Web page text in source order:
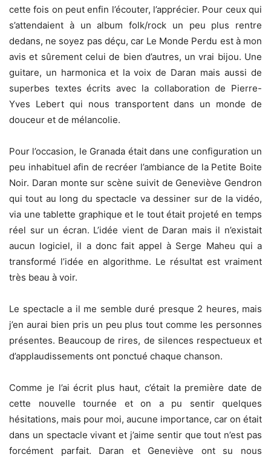
cette fois on peut enfin l’écouter, l’apprécier. Pour ceux qui
s’attendaient à un album folk/rock un peu plus rentre
dedans, ne soyez pas déçu, car Le Monde Perdu est à mon
avis et sûrement celui de bien d’autres, un vrai bijou. Une
guitare, un harmonica et la voix de Daran mais aussi de
superbes textes écrits avec la collaboration de Pierre-
Yves Lebert qui nous transportent dans un monde de
douceur et de mélancolie.
Pour l’occasion, le Granada était dans une configuration un
peu inhabituel afin de recréer l’ambiance de la Petite Boite
Noir. Daran monte sur scène suivit de Geneviève Gendron
qui tout au long du spectacle va dessiner sur de la vidéo,
via une tablette graphique et le tout était projeté en temps
réel sur un écran. L’idée vient de Daran mais il n’existait
aucun logiciel, il a donc fait appel à Serge Maheu qui a
transformé l’idée en algorithme. Le résultat est vraiment
très beau à voir.
Le spectacle a il me semble duré presque 2 heures, mais
j’en aurai bien pris un peu plus tout comme les personnes
présentes. Beaucoup de rires, de silences respectueux et
d’applaudissements ont ponctué chaque chanson.
Comme je l’ai écrit plus haut, c’était la première date de
cette nouvelle tournée et on a pu sentir quelques
hésitations, mais pour moi, aucune importance, car on était
dans un spectacle vivant et j’aime sentir que tout n’est pas
forcément parfait. Daran et Geneviève ont su nous